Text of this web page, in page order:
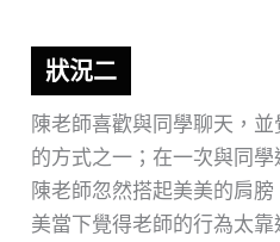
狀況二
陳老師喜歡與同學聊天，
的方式之一；在一次與同學
陳老師忽然搭起美美的肩
美當下覺得老師的行為太